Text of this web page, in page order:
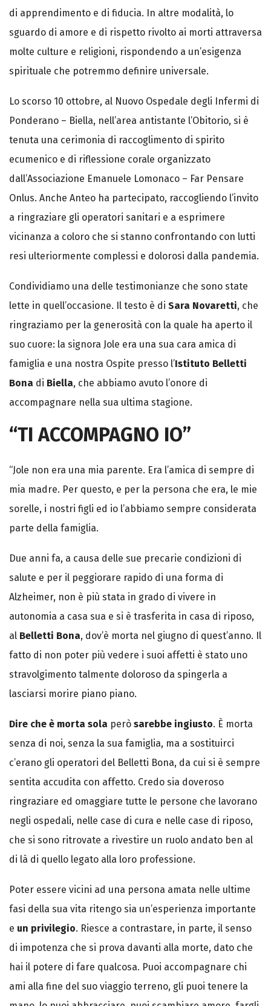
di apprendimento e di fiducia. In altre modalità, lo
sguardo di amore e di rispetto rivolto ai morti attraversa
molte culture e religioni, rispondendo a un’esigenza
spirituale che potremmo definire universale.
Lo scorso 10 ottobre, al Nuovo Ospedale degli Infermi di
Ponderano – Biella, nell’area antistante l’Obitorio, si è
tenuta una cerimonia di raccoglimento di spirito
ecumenico e di riflessione corale organizzato
dall’Associazione Emanuele Lomonaco – Far Pensare
Onlus. Anche Anteo ha partecipato, raccogliendo l’invito
a ringraziare gli operatori sanitari e a esprimere
vicinanza a coloro che si stanno confrontando con lutti
resi ulteriormente complessi e dolorosi dalla pandemia.
Condividiamo una delle testimonianze che sono state
lette in quell’occasione. Il testo è di Sara Novaretti, che
ringraziamo per la generosità con la quale ha aperto il
suo cuore: la signora Jole era una sua cara amica di
famiglia e una nostra Ospite presso l’Istituto Belletti
Bona di Biella, che abbiamo avuto l’onore di
accompagnare nella sua ultima stagione.
“TI ACCOMPAGNO IO”
“Jole non era una mia parente. Era l’amica di sempre di
mia madre. Per questo, e per la persona che era, le mie
sorelle, i nostri figli ed io l’abbiamo sempre considerata
parte della famiglia.
Due anni fa, a causa delle sue precarie condizioni di
salute e per il peggiorare rapido di una forma di
Alzheimer, non è più stata in grado di vivere in
autonomia a casa sua e si è trasferita in casa di riposo,
al Belletti Bona, dov’è morta nel giugno di quest’anno. Il
fatto di non poter più vedere i suoi affetti è stato uno
stravolgimento talmente doloroso da spingerla a
lasciarsi morire piano piano.
Dire che è morta sola però sarebbe ingiusto. È morta
senza di noi, senza la sua famiglia, ma a sostituirci
c’erano gli operatori del Belletti Bona, da cui si è sempre
sentita accudita con affetto. Credo sia doveroso
ringraziare ed omaggiare tutte le persone che lavorano
negli ospedali, nelle case di cura e nelle case di riposo,
che si sono ritrovate a rivestire un ruolo andato ben al
di là di quello legato alla loro professione.
Poter essere vicini ad una persona amata nelle ultime
fasi della sua vita ritengo sia un’esperienza importante
e un privilegio. Riesce a contrastare, in parte, il senso
di impotenza che si prova davanti alla morte, dato che
hai il potere di fare qualcosa. Puoi accompagnare chi
ami alla fine del suo viaggio terreno, gli puoi tenere la